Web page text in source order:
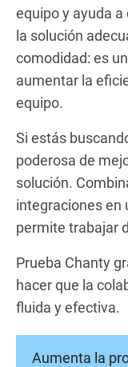
equipo y ayuda
la solución
comodidad: es
aumentar la
equipo.
Si estás
poderosa de
solución.
integraciones en
permite trabajar
Prueba Chanty
hacer que la
fluida y efectiva.
Aumenta la